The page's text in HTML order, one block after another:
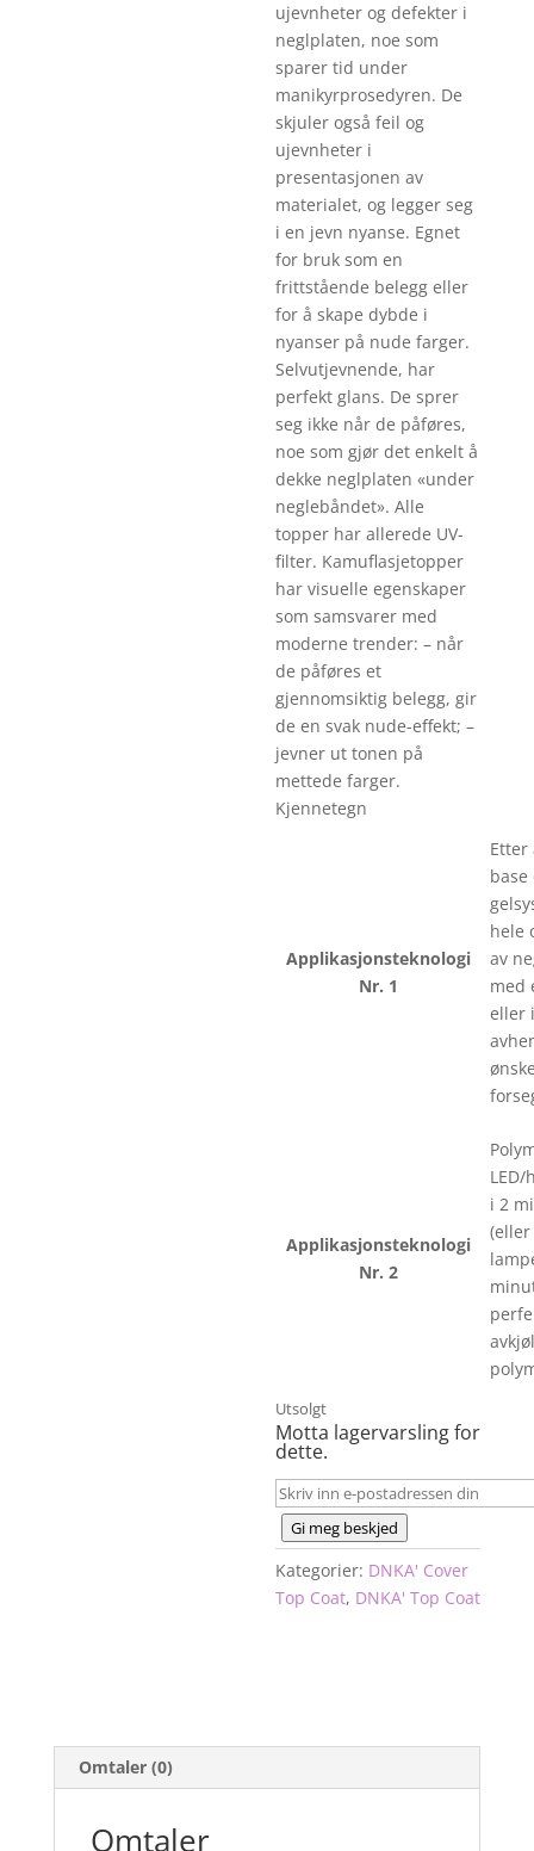
ujevnheter og defekter i
neglplaten, noe som
sparer tid under
manikyrprosedyren. De
skjuler også feil og
ujevnheter i
presentasjonen av
materialet, og legger seg
i en jevn nyanse. Egnet
for bruk som en
frittstående belegg eller
for å skape dybde i
nyanser på nude farger.
Selvutjevnende, har
perfekt glans. De sprer
seg ikke når de påføres,
noe som gjør det enkelt å
dekke neglplaten «under
neglebåndet». Alle
topper har allerede UV-
filter. Kamuflasjetopper
har visuelle egenskaper
som samsvarer med
moderne trender: – når
de påføres et
gjennomsiktig belegg, gir
de en svak nude-effekt; –
jevner ut tonen på
mettede farger.
Kjennetegn
Applikasjonsteknologi
Nr. 1
Etter
hele
av
med
eller
Applikasjonsteknologi
Nr. 2
i 2
(eller
Utsolgt
Motta lagervarsling for
dette.
Gi meg beskjed
Kategorier: DNKA' Cover
Top Coat, DNKA' Top Coat
Omtaler (0)
Omtaler